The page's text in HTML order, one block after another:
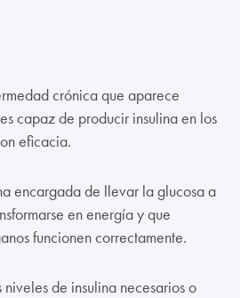
crónica que aparece
capaz de producir insulina en los
eficacia.
encargada de llevar la glucosa a
en energía y que
funcionen correctamente.
de insulina necesarios o